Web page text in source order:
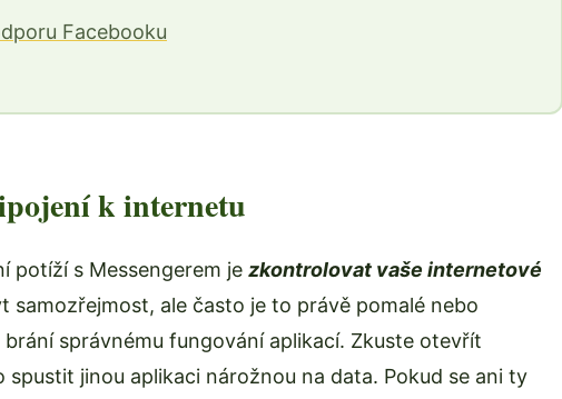
Facebooku
k internetu
potíží s Messengerem je zkontrolovat vaše internetové
samozřejmost, ale často je to právě pomalé nebo
správnému fungování aplikací. Zkuste otevřít
jinou aplikaci nárožnou na data. Pokud se ani ty